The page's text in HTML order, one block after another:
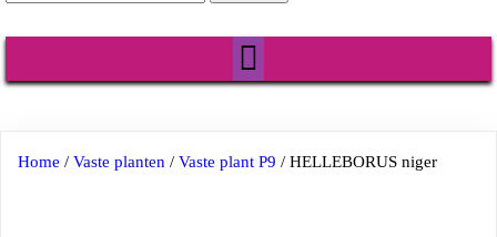
Home / Vaste planten / Vaste plant P9 / HELLEBORUS niger